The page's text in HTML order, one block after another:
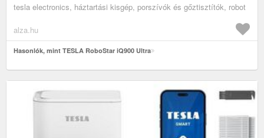
tesla electronics, háztartási kisgép, porszívók és gőztisztítók, robot
alza.hu
Hasonlók, mint TESLA RoboStar iQ900 Ultra